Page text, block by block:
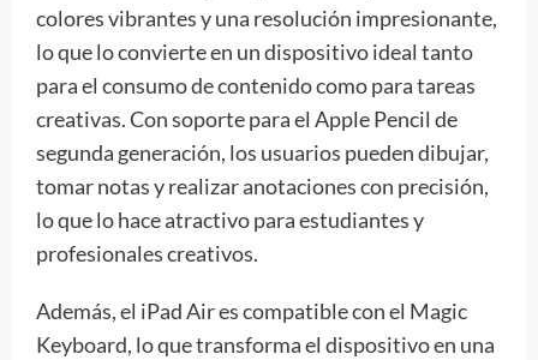
colores vibrantes y una resolución impresionante,
lo que lo convierte en un dispositivo ideal tanto
para el consumo de contenido como para tareas
creativas. Con soporte para el Apple Pencil de
segunda generación, los usuarios pueden dibujar,
tomar notas y realizar anotaciones con precisión,
lo que lo hace atractivo para estudiantes y
profesionales creativos.
Además, el iPad Air es compatible con el Magic
Keyboard, lo que transforma el dispositivo en una